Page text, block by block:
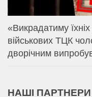
«Викрадатиму
військових ТЦК
дворічним
НАШІ ПАРТНЕРИ